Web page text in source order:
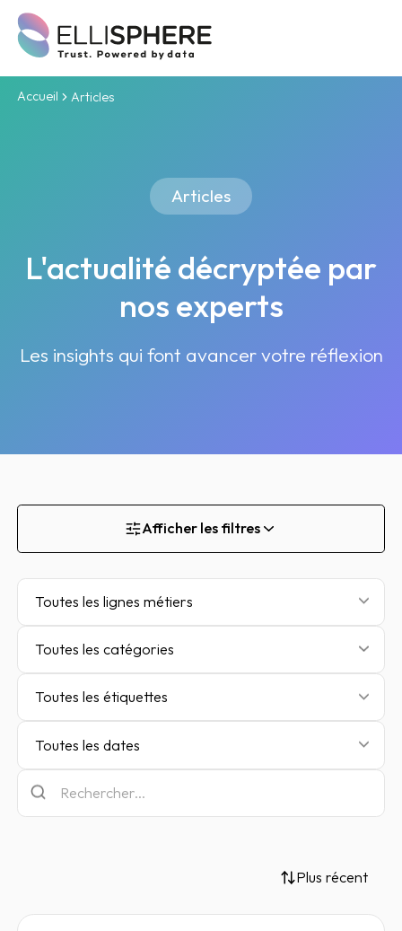
Accueil Articles
Articles
L'actualité décryptée par
nos experts
Les insights qui font avancer votre réflexion
Afficher les filtres
Toutes les lignes métiers
Toutes les catégories
Toutes les étiquettes
Toutes les dates
Plus récent